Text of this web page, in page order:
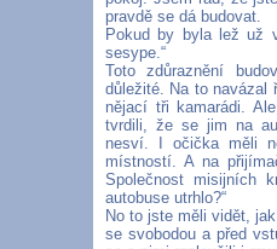
pravdě se dá budovat.
Pokud by byla lež už
sesype.“
Toto zdůraznění
důležité. Na to navázal
nějací tři kamarádi.
tvrdili, že se jim na
nesví. I očička měli
místností. A na
Společnost misijních
autobuse utrhlo?“
No to jste měli vidět,
se svobodou a před